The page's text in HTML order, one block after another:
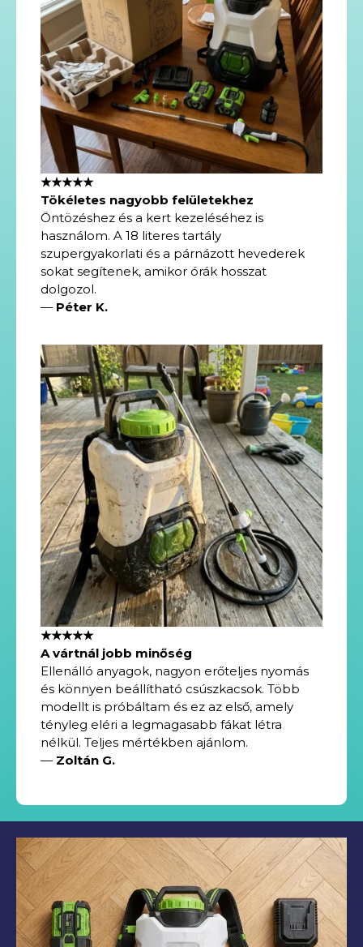
★★★★★
Tökéletes nagyobb felületekhez
Öntözéshez és a kert kezeléséhez is
használom. A 18 literes tartály
szupergyakorlati és a párnázott hevederek
sokat segítenek, amikor órák hosszat
dolgozol.
— Péter K.
★★★★★
A vártnál jobb minőség
Ellenálló anyagok, nagyon erőteljes nyomás
és könnyen beállítható csúszkacsok. Több
modellt is próbáltam és ez az első, amely
tényleg eléri a legmagasabb fákat létra
nélkül. Teljes mértékben ajánlom.
— Zoltán G.